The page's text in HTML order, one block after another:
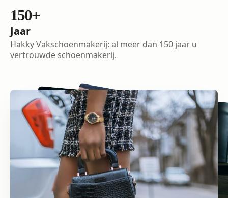
150+
Jaar
Hakky Vakschoenmakerij: al meer dan 150 jaar u
vertrouwde schoenmakerij.